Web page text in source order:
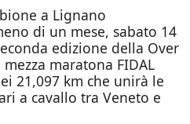
a Lignano
di un mese, sabato 14
edizione della Over
maratona FIDAL
21,097 km che unirà le
a cavallo tra Veneto e